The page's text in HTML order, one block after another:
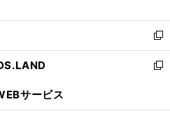
開
く
ウ
で
開
く
ン
ド
ウ
で
ウ
ィ
ン
ド
開
新
し
い
ン
新
ウ
サービス